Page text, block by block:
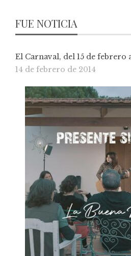
FUE NOTICIA
El Carnaval, del 15 de febrero
14 de febrero de 2014